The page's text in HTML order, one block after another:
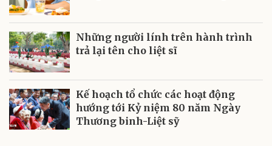
Những người lính trên hành trình
trả lại tên cho liệt sĩ
Kế hoạch tổ chức các hoạt động
hướng tới Kỷ niệm 80 năm Ngày
Thương binh-Liệt sỹ